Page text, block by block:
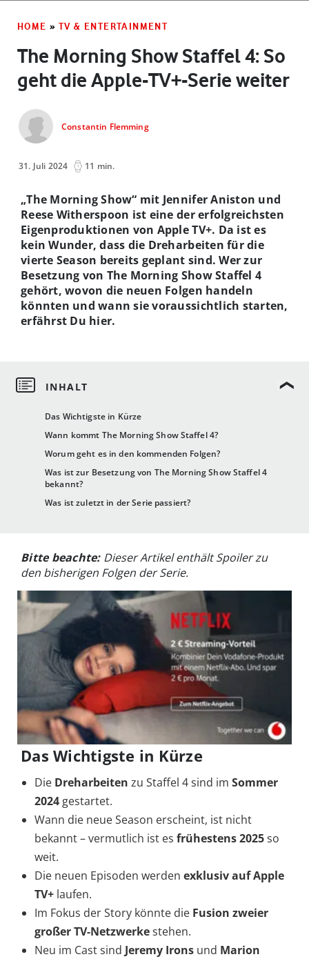
HOME » TV & ENTERTAINMENT
The Morning Show Staffel 4: So
geht die Apple-TV+-Serie weiter
Constantin Flemming
31. Juli 2024 11 min.
Das Wichtigste in Kürze
Wann kommt The Morning Show Staffel 4?
Worum geht es in den kommenden Folgen?
Was ist zur Besetzung von The Morning Show Staffel 4
bekannt?
Was ist zuletzt in der Serie passiert?
„The Morning Show“ mit Jennifer Aniston und
Reese Witherspoon ist eine der erfolgreichsten
Eigenproduktionen von Apple TV+. Da ist es
kein Wunder, dass die Dreharbeiten für die
vierte Season bereits geplant sind. Wer zur
Besetzung von The Morning Show Staffel 4
gehört, wovon die neuen Folgen handeln
könnten und wann sie voraussichtlich starten,
erfährst Du hier.
Bitte beachte:Dieser Artikel enthält Spoiler zu
den bisherigen Folgen der Serie.
Das Wichtigste in Kürze
Die Dreharbeiten zu Staffel 4 sind im Sommer
2024 gestartet.
Wann die neue Season erscheint, ist nicht
bekannt – vermutlich ist es frühestens 2025so
weit.
Die neuen Episoden werden exklusiv auf Apple
TV+ laufen.
Im Fokus der Story könnte die Fusion zweier
großer TV-Netzwerkestehen.
Neu im Cast sind Jeremy Irons und Marion